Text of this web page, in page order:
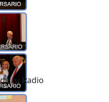
tu Radio